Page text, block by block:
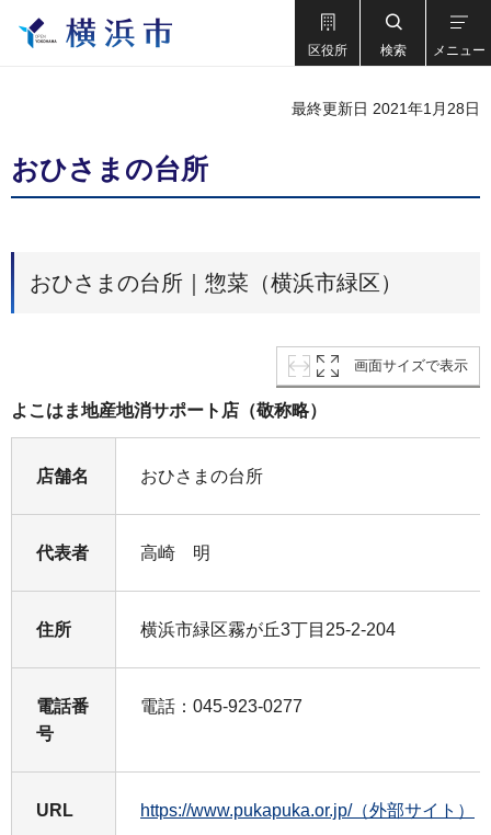
区役所 検索 メニュー
最終更新日 2021年1月28日
おひさまの台所
おひさまの台所｜惣菜（横浜市緑区）
画面サイズで表示
よこはま地産地消サポート店（敬称略）
店舗名 おひさまの台所
代表者 高崎 明
住所 横浜市緑区霧が丘3丁目25-2-204
電話番
号
電話：045-923-0277
URL https://www.pukapuka.or.jp/（外部サイト）